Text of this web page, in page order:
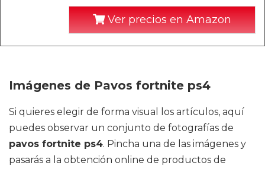
Ver precios en Amazon
Imágenes de Pavos fortnite ps4
Si quieres elegir de forma visual los artículos, aquí
puedes observar un conjunto de fotografías de
pavos fortnite ps4. Pincha una de las imágenes y
pasarás a la obtención online de productos de